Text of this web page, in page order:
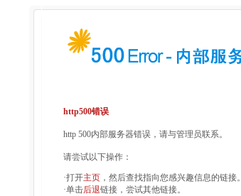
http500错误
http 500内部服务器错误，请与管理员联系。
请尝试以下操作：
·打开主页 ，然后查找指向您感兴趣信息的链接。
·单击后退链接，尝试其他链接。